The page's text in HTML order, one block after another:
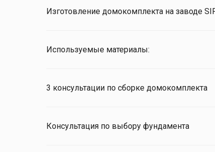
Изготовление домокомплекта на заводе
Используемые материалы:
3 консультации по сборке домокомплекта
Консультация по выбору фундамента